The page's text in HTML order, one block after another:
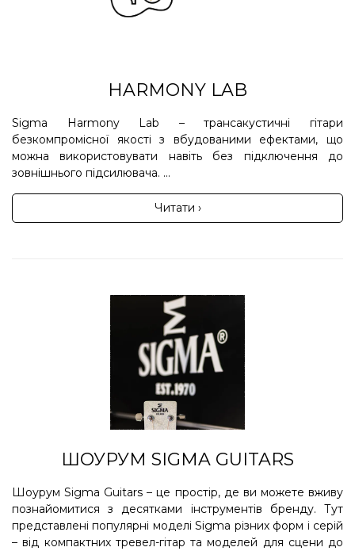
HARMONY LAB
Sigma Harmony Lab – трансакустичні гітари
безкомпромісної якості з вбудованими ефектами, що
можна використовувати навіть без підключення до
зовнішнього підсилювача. ...
Читати ›
ШОУРУМ SIGMA GUITARS
Шоурум Sigma Guitars – це простір, де ви можете вживу
познайомитися з десятками інструментів бренду. Тут
представлені популярні моделі Sigma різних форм і серій
– від компактних тревел-гітар та моделей для сцени до